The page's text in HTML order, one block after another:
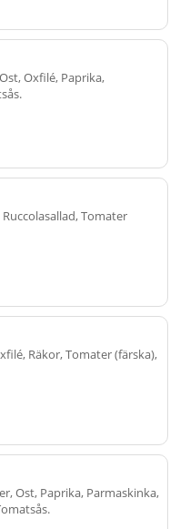
Oxfilé, Paprika,
.
Tomater
Räkor, Tomater (färska),
Ost, Paprika, Parmaskinka,
.